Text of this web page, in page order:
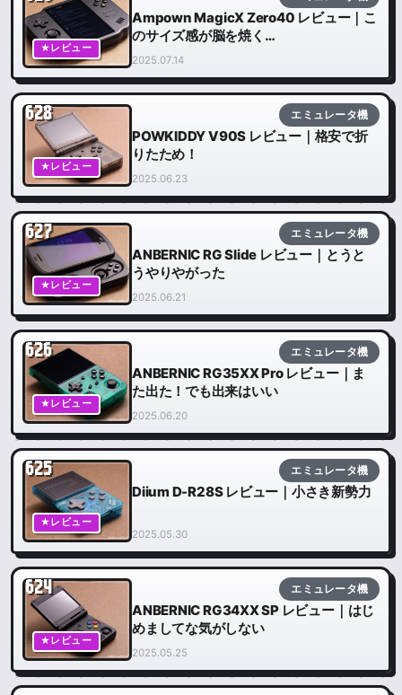
★レビュー
Ampown MagicX Zero40 レビュー｜こ
のサイズ感が脳を焼く…
2025.07.14
★レビュー
628 エミュレータ機
POWKIDDY V90S レビュー｜格安で折
りたため！
2025.06.23
★レビュー
627 エミュレータ機
ANBERNIC RG Slide レビュー｜とうと
うやりやがった
2025.06.21
★レビュー
626 エミュレータ機
ANBERNIC RG35XX Pro レビュー｜ま
た出た！でも出来はいい
2025.06.20
★レビュー
625 エミュレータ機
Diium D-R28S レビュー｜小さき新勢力
2025.05.30
★レビュー
624 エミュレータ機
ANBERNIC RG34XX SP レビュー｜はじ
めましてな気がしない
2025.05.25